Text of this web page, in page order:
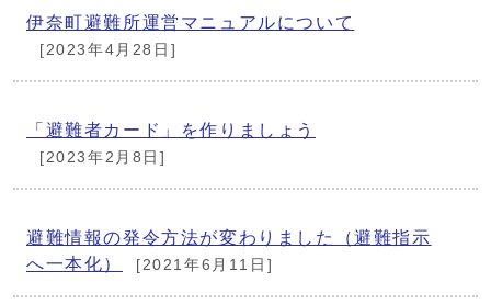
伊奈町避難所運営マニュアルについて
[2023年4月28日]
「避難者カード」を作りましょう
[2023年2月8日]
避難情報の発令方法が変わりました（避難指示
へ一本化）
[2021年6月11日]